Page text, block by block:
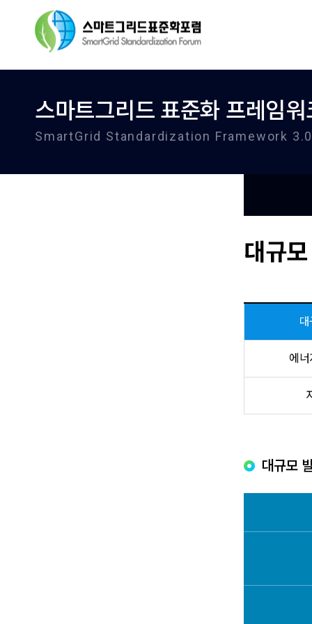
스마트그리드 표준화 프레임
SmartGrid Standardization Framework 3.0
대규
에너
대규모